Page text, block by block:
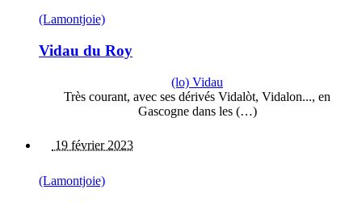
(Lamontjoie)
Vidau du Roy
(lo) Vidau
Très courant, avec ses dérivés Vidalòt, Vidalon..., en
Gascogne dans les (…)
19 février 2023
(Lamontjoie)